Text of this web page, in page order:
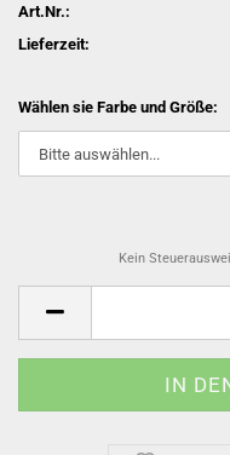
Art.Nr.:
Lieferzeit:
Wählen sie Farbe und Größe:
Kein